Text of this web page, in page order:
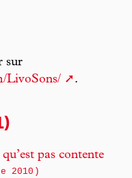
sur
LivoSons/
.
pas contente
2010)